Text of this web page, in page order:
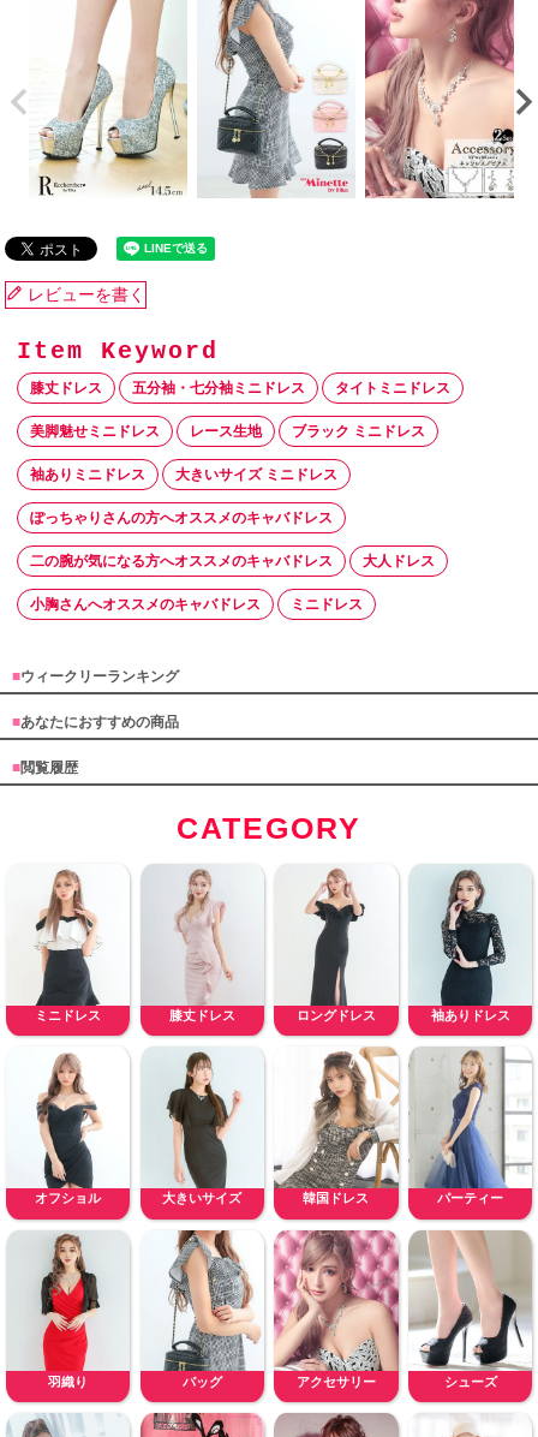
レビューを書く
膝丈ドレス 五分袖・七分袖ミニドレス タイトミニドレス
美脚魅せミニドレス レース生地 ブラック ミニドレス
袖ありミニドレス 大きいサイズ ミニドレス
ぽっちゃりさんの方へオススメのキャバドレス
二の腕が気になる方へオススメのキャバドレス 大人ドレス
小胸さんへオススメのキャバドレス ミニドレス
■ウィークリーランキング
■あなたにおすすめの商品
■閲覧履歴
CATEGORY
ミニドレス 膝丈ドレス ロングドレス 袖ありドレス
オフショル 大きいサイズ 韓国ドレス パーティー
羽織り バッグ アクセサリー シューズ